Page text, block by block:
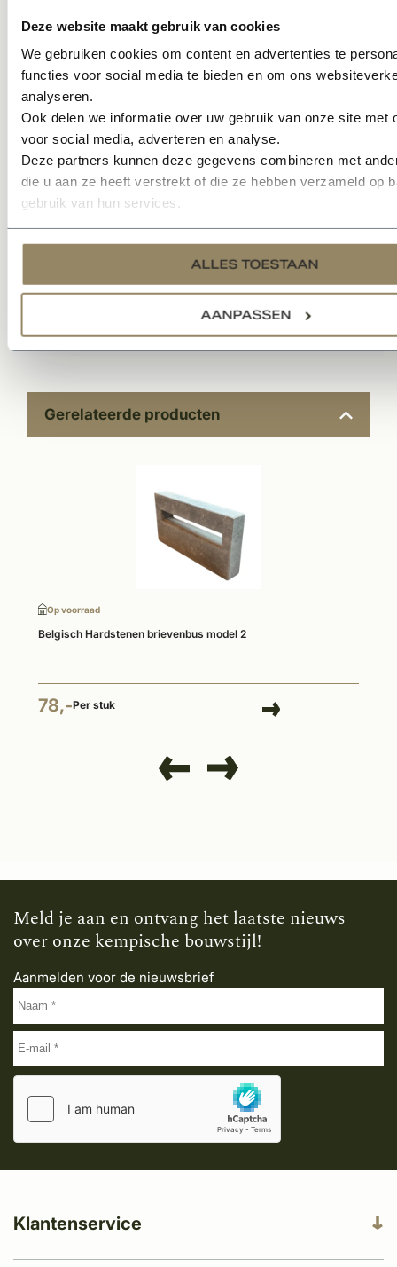
Deze website maakt gebruik van cookies
We gebruiken cookies om content en advertenties te
functies voor social media te bieden en om ons
analyseren.
Ook delen we informatie over uw gebruik van onze site met
voor social media, adverteren en analyse.
Deze partners kunnen deze gegevens combineren met
die u aan ze heeft verstrekt of die ze hebben verzameld op
gebruik van hun services.
ALLES TOESTAAN
AANPASSEN
Specificaties
Documenten
Gerelateerde producten
Op voorraad
Belgisch Hardstenen brievenbus model 2
78,-Per stuk
Meld je aan en ontvang het laatste nieuws
over onze kempische bouwstijl!
Aanmelden voor de nieuwsbrief
Klantenservice